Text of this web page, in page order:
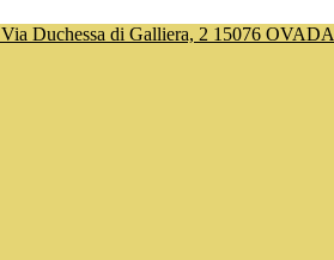
Via Duchessa di Galliera, 2 15076 OVADA